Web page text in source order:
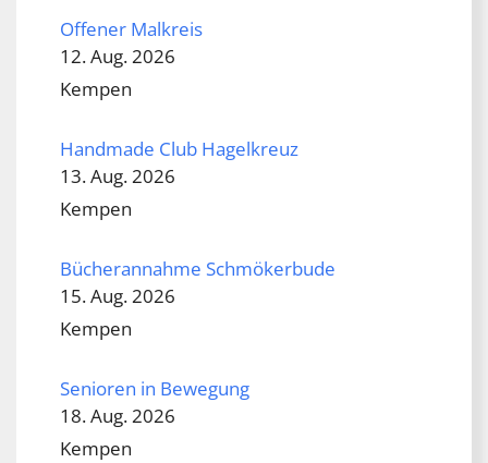
Offener Malkreis
12. Aug. 2026
Kempen
Handmade Club Hagelkreuz
13. Aug. 2026
Kempen
Bücherannahme Schmökerbude
15. Aug. 2026
Kempen
Senioren in Bewegung
18. Aug. 2026
Kempen